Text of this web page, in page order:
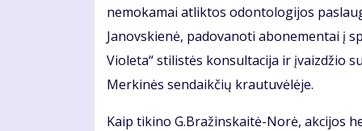
ne­mo­ka­mai at­lik­tos odon­to­lo­gi­jos
Ja­nov­skie­nė, pa­do­va­no­ti abo­ne­men­tai į
Vio­le­ta“ sti­lis­tės kon­sul­ta­ci­ja ir įvaiz­džio
Mer­ki­nės sen­daik­čių krau­tu­vė­lė­je.
Kaip ti­ki­no G.Bra­žins­kai­tė-No­rė, ak­ci­jos